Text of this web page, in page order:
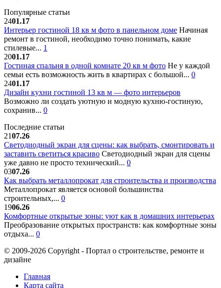
Популярные статьи
2401.17
Интерьер гостиной 18 кв м фото в панельном доме Начиная
ремонт в гостиной, необходимо точно понимать, какие
стилевые... 1
2001.17
Гостиная спальня в одной комнате 20 кв м фото Не у каждой
семьи есть возможность жить в квартирах с большой... 0
2401.17
Дизайн кухни гостиной 13 кв м — фото интерьеров
Возможно ли создать уютную и модную кухню-гостиную,
сохранив... 0
Последние статьи
2107.26
Светодиодный экран для сцены: как выбрать, смонтировать и
заставить светиться красиво Светодиодный экран для сцены
уже давно не просто технический... 0
0307.26
Как выбрать металлопрокат для строительства и производства
Металлопрокат является основой большинства
строительных,... 0
1906.26
Комфортные открытые зоны: уют как в домашних интерьерах
Преобразование открытых пространств: как комфортные зоны
отдыха... 0
© 2009-2026 Copyright - Портал о строительстве, ремонте и
дизайне
Главная
Карта сайта